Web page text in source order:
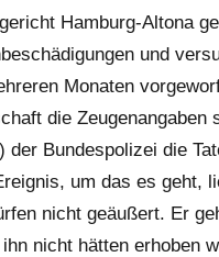
Hamburg-Altona
und
Monaten
die Zeugenangaben
Bundespolizei die
um das es geht,
nicht geäußert. Er
nicht hätten erhoben